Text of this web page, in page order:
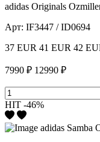
adidas Originals
Арт: IF3447 / ID0694
37 EUR 41 EUR 42
7990 ₽ 12990 ₽
HIT -46%